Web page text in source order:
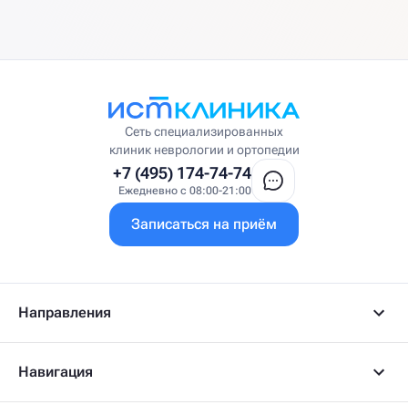
Сеть специализированных
клиник неврологии и ортопедии
+7 (495) 174-74-74
Ежедневно с 08:00-21:00
Записаться на приём
Направления
Навигация